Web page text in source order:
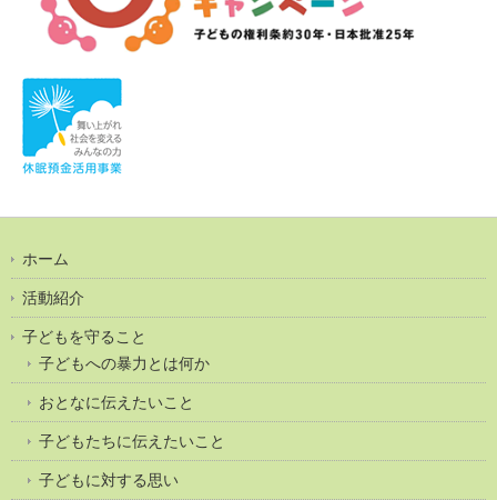
ホーム
活動紹介
子どもを守ること
子どもへの暴力とは何か
おとなに伝えたいこと
子どもたちに伝えたいこと
子どもに対する思い